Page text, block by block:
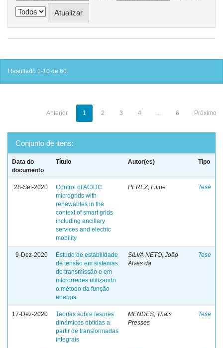
Resultado 1-10 de 60.
Anterior 1 2 3 4 ... 6 Próximo
Conjunto de itens:
Data do
documento
Título Autor(es) Tipo
28-Set-2020
Control of AC/DC
microgrids with
renewables in the
context of smart grids
including ancillary
services and electric
mobility
PEREZ, Filipe Tese
9-Dez-2020
Estudo de estabilidade
de tensão em sistemas
de transmissão e em
microrredes utilizando
o método da função
energia
SILVA NETO, João
Alves da
Tese
17-Dez-2020
Teorias sobre fasores
dinâmicos obtidas a
partir de transformadas
integrais
MENDES, Thais
Presses
Tese